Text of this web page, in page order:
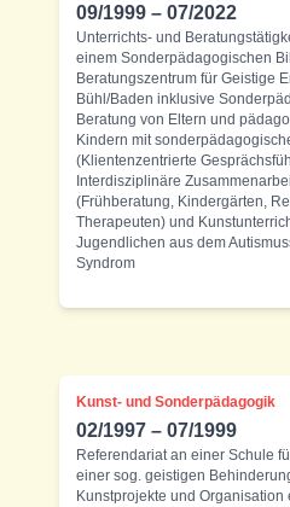
09/1999 – 07/2022
Unterrichts- und
einem Sonderpädagogischen
Beratungszentrum für Geistige
Bühl/Baden inklusive
Beratung von Eltern und
Kindern mit
(Klientenzentrierte
Interdisziplinäre
(Frühberatung, Kindergärten,
Therapeuten) und
Jugendlichen aus dem
Syndrom
Kunst- und Sonderpädagogik
02/1997 – 07/1999
Referendariat an einer Schule
einer sog. geistigen
Kunstprojekte und